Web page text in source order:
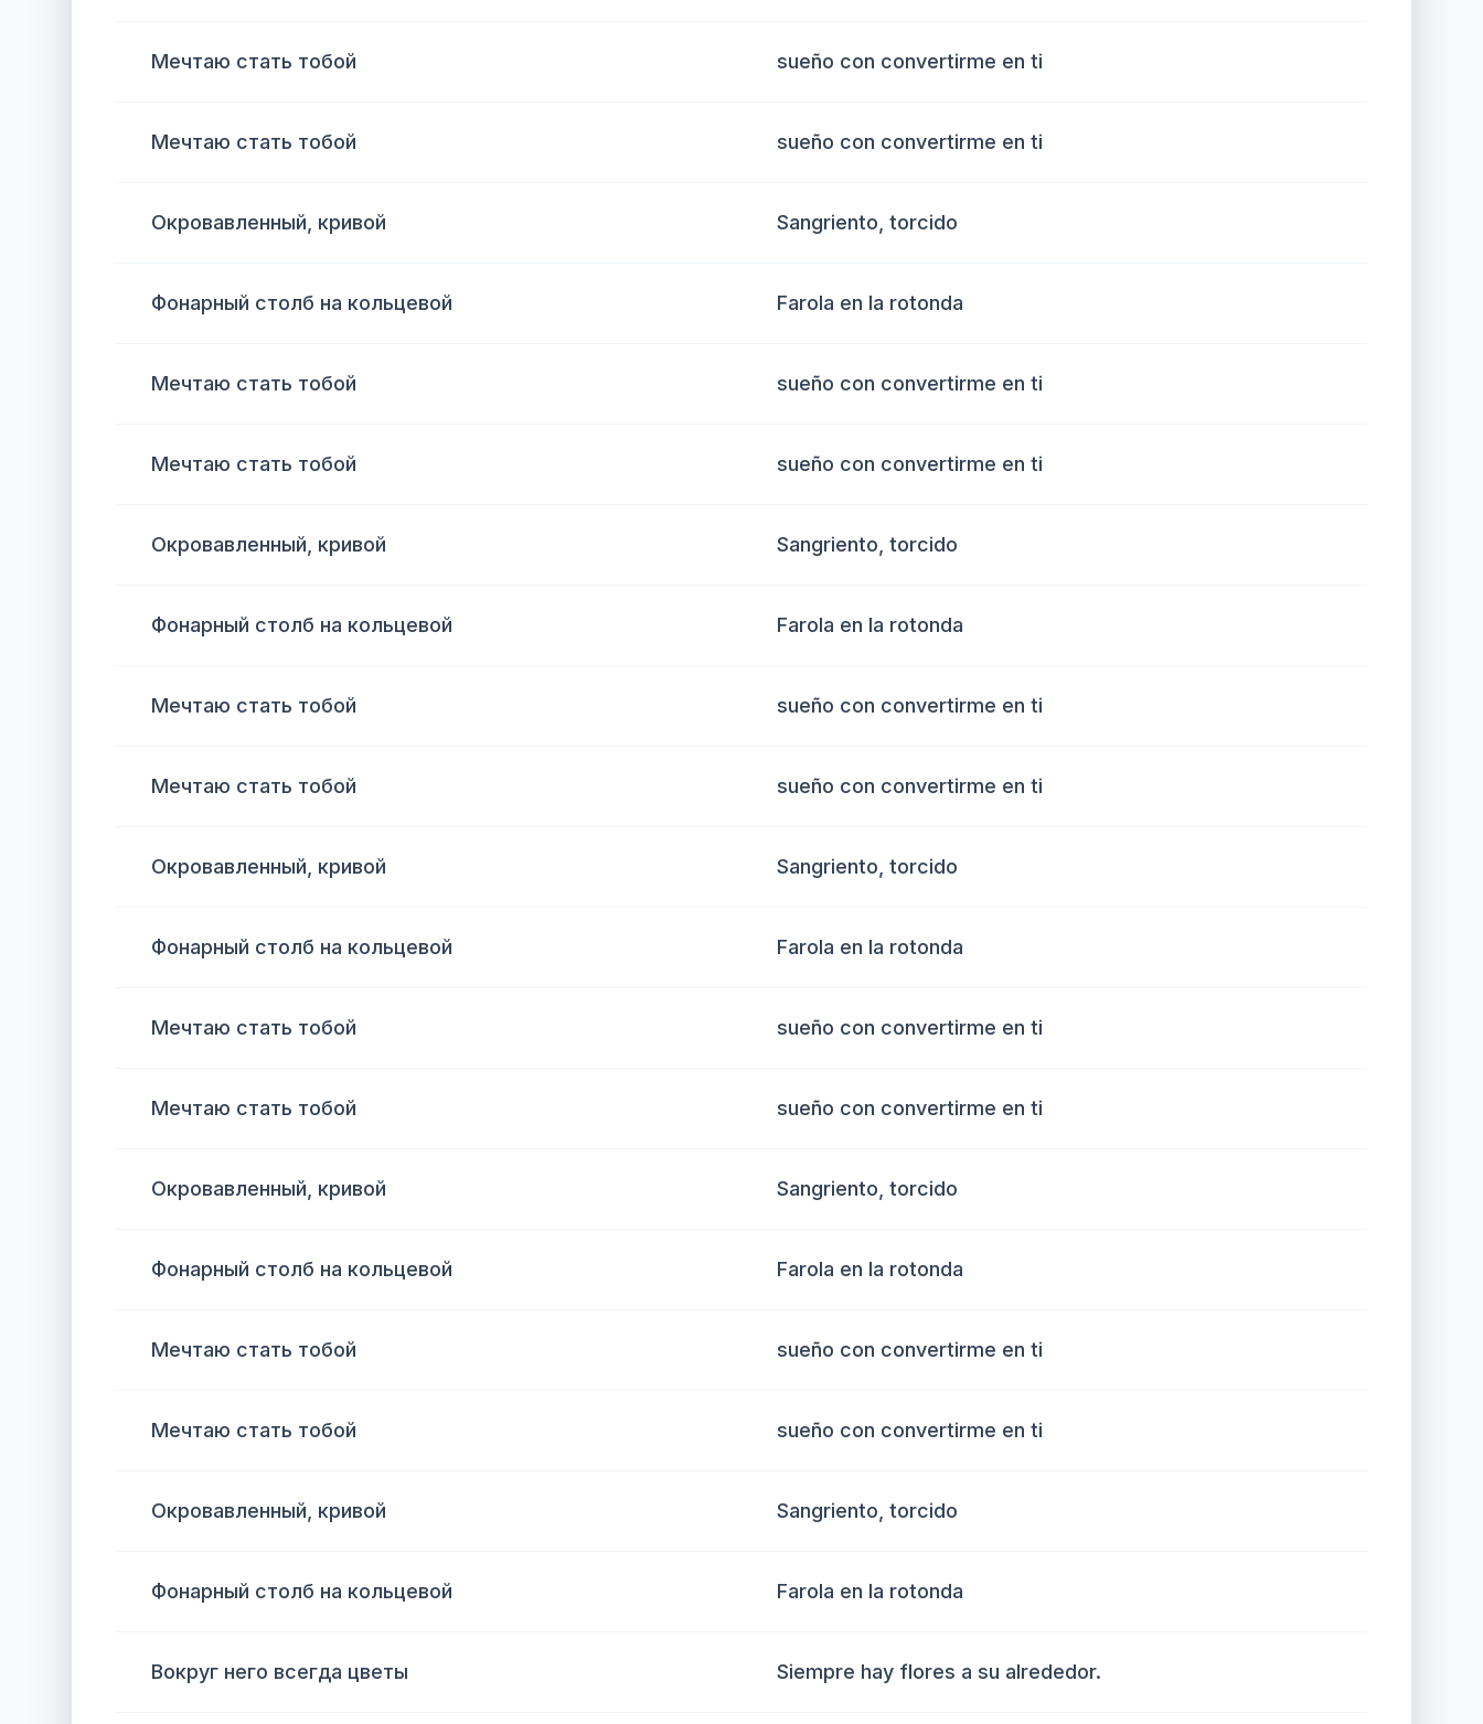
Мечтаю стать тобой sueño con convertirme en ti
Мечтаю стать тобой sueño con convertirme en ti
Окровавленный, кривой Sangriento, torcido
Фонарный столб на кольцевой Farola en la rotonda
Мечтаю стать тобой sueño con convertirme en ti
Мечтаю стать тобой sueño con convertirme en ti
Окровавленный, кривой Sangriento, torcido
Фонарный столб на кольцевой Farola en la rotonda
Мечтаю стать тобой sueño con convertirme en ti
Мечтаю стать тобой sueño con convertirme en ti
Окровавленный, кривой Sangriento, torcido
Фонарный столб на кольцевой Farola en la rotonda
Мечтаю стать тобой sueño con convertirme en ti
Мечтаю стать тобой sueño con convertirme en ti
Окровавленный, кривой Sangriento, torcido
Фонарный столб на кольцевой Farola en la rotonda
Мечтаю стать тобой sueño con convertirme en ti
Мечтаю стать тобой sueño con convertirme en ti
Окровавленный, кривой Sangriento, torcido
Фонарный столб на кольцевой Farola en la rotonda
Вокруг него всегда цветы Siempre hay flores a su alrededor.